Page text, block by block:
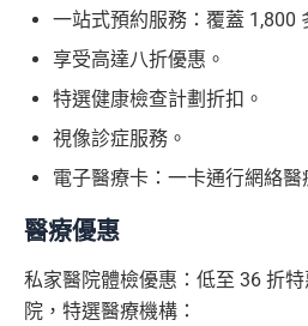
一站式預約服務：覆蓋 1,800
享受高達八折優惠。
特選健康檢查計劃折扣。
視像診症服務。
電子醫療卡：一卡通行網絡醫
醫療優惠
私家醫院體檢優惠：低至 36 折
院，特選醫療機構：